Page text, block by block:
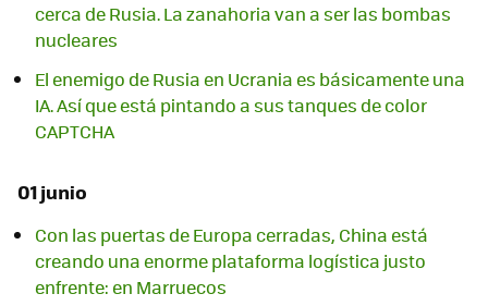
cerca de Rusia. La zanahoria van a ser las bombas
nucleares
El enemigo de Rusia en Ucrania es básicamente una
IA. Así que está pintando a sus tanques de color
CAPTCHA
01 junio
Con las puertas de Europa cerradas, China está
creando una enorme plataforma logística justo
enfrente: en Marruecos